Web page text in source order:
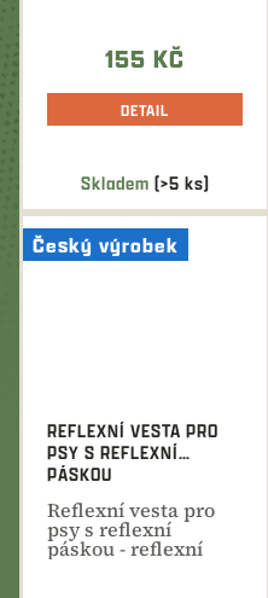
Skladem (>5 ks)
155 KČ
DETAIL
Český výrobek
REFLEXNÍ VESTA PRO
PSY S REFLEXNÍ
PÁSKOU
Reflexní vesta pro
psy s reflexní
páskou - reflexní
pásek má